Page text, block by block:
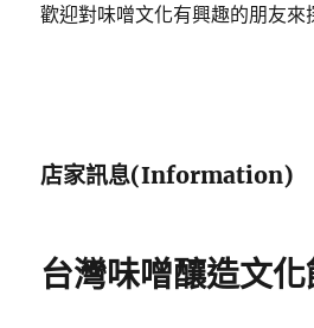
歡迎對味噌文化有興趣的朋友來
店家訊息(Information)
台灣味噌釀造文